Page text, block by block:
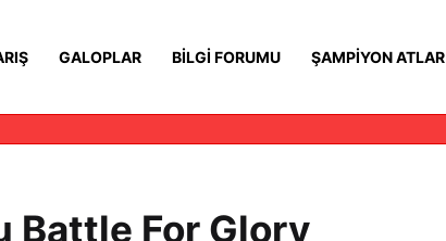
GALOPLAR BILGI FORUMU ŞAMPIYON ATLAR
Battle For Glory